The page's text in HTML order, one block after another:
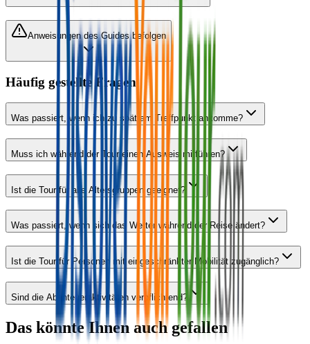
Anweisungen des Guides befolgen
Häufig gestellte Fragen
Was passiert, wenn ich zu spät am Treffpunkt ankomme?
Muss ich während der Tour einen Ausweis mitführen?
Ist die Tour für alle Altersgruppen geeignet?
Was passiert, wenn sich das Wetter während der Reise ändert?
Ist die Tour für Personen mit eingeschränkter Mobilität zugänglich?
Sind die Abenteueraktivitäten verpflichtend?
Das könnte Ihnen auch gefallen